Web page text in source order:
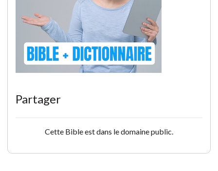
Partager
Cette Bible est dans le domaine public.